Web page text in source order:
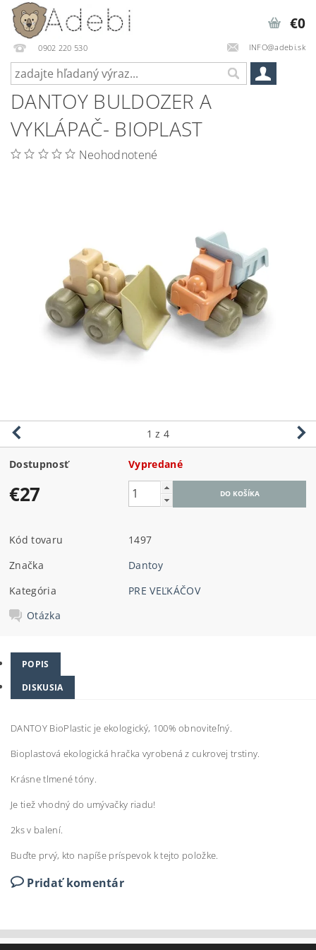
0902 220 530 INFO@adebi.sk
€0
DANTOY BULDOZER A
VYKLÁPAČ- BIOPLAST
Neohodnotené
1 z 4
Dostupnosť Vypredané
€27
Kód tovaru
1497
Značka
Dantoy
Kategória
PRE VEĽKÁČOV
Otázka
POPIS
DISKUSIA
DANTOY BioPlastic je ekologický, 100% obnoviteľný.
Bioplastová ekologická hračka vyrobená z cukrovej trstiny.
Krásne tlmené tóny.
Je tiež vhodný do umývačky riadu!
2ks v balení.
Buďte prvý, kto napíše príspevok k tejto položke.
Pridať komentár